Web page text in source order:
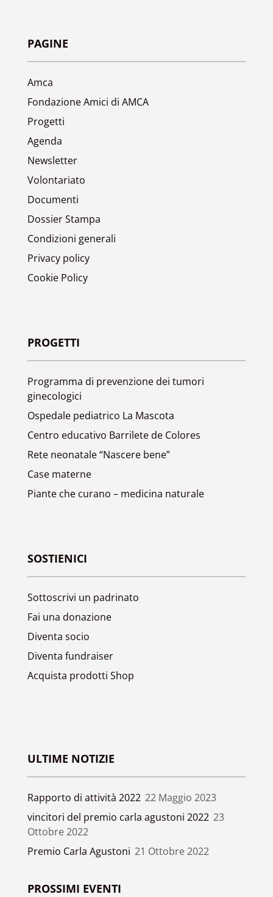
PAGINE
Amca
Fondazione Amici di AMCA
Progetti
Agenda
Newsletter
Volontariato
Documenti
Dossier Stampa
Condizioni generali
Privacy policy
Cookie Policy
PROGETTI
Programma di prevenzione dei tumori
ginecologici
Ospedale pediatrico La Mascota
Centro educativo Barrilete de Colores
Rete neonatale “Nascere bene”
Case materne
Piante che curano – medicina naturale
SOSTIENICI
Sottoscrivi un padrinato
Fai una donazione
Diventa socio
Diventa fundraiser
Acquista prodotti Shop
ULTIME NOTIZIE
Rapporto di attività 2022 22 Maggio 2023
vincitori del premio carla agustoni 2022 23
Ottobre 2022
Premio Carla Agustoni 21 Ottobre 2022
PROSSIMI EVENTI